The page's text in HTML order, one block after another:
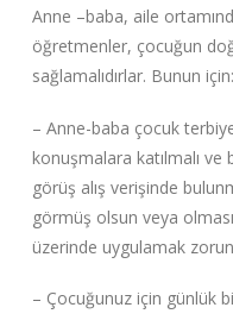
Anne –baba, aile
öğretmenler, çocuğun
sağlamalıdırlar. Bunun için:
– Anne-baba çocuk
konuşmalara katılmalı ve
görüş alış verişinde
görmüş olsun veya
üzerinde uygulamak
– Çocuğunuz için günlük